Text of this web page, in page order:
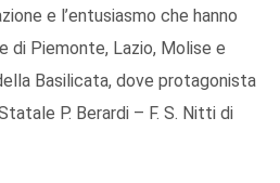
e l’entusiasmo che hanno
di Piemonte, Lazio, Molise e
Basilicata, dove protagonista
P. Berardi – F. S. Nitti di